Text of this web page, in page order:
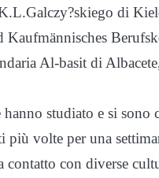
di
Kaufmännisches
Al-basit di
studiato e si sono
volte per una
con diverse